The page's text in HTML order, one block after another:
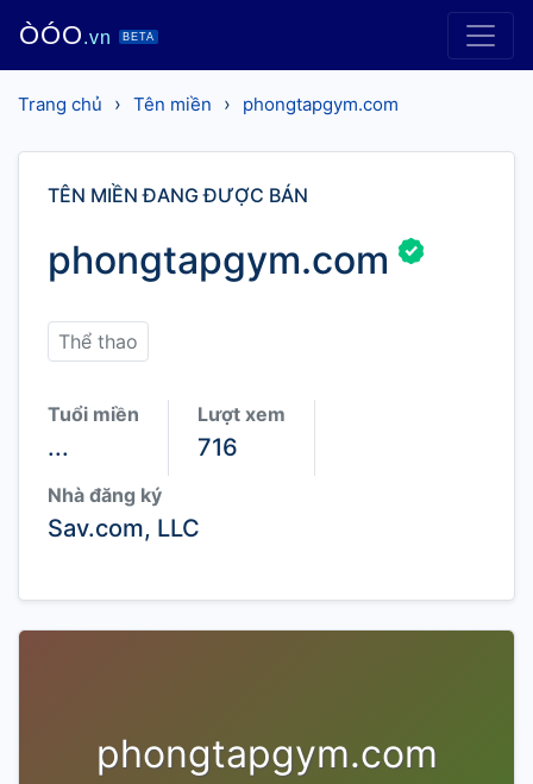
ÒÓO.vn BETA
Trang chủ › Tên miền › phongtapgym.com
TÊN MIỀN ĐANG ĐƯỢC BÁN
phongtapgym.com
Thể thao
Tuổi miền
...
Lượt xem
716
Nhà đăng ký
Sav.com, LLC
phongtapgym.com